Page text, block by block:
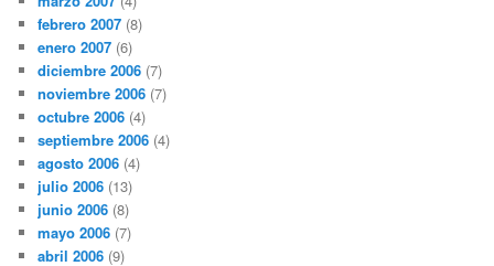
febrero 2007 (8)
enero 2007 (6)
diciembre 2006 (7)
noviembre 2006 (7)
octubre 2006 (4)
septiembre 2006 (4)
agosto 2006 (4)
julio 2006 (13)
junio 2006 (8)
mayo 2006 (7)
abril 2006 (9)